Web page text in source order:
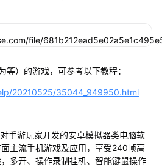
等）的游戏，可参考以下教程：
20210525/35044_949950.html
手游玩家开发的安卓模拟器类电脑软
主流手机游戏及应用，享受240帧高
多开、操作录制挂机、智能键鼠操作